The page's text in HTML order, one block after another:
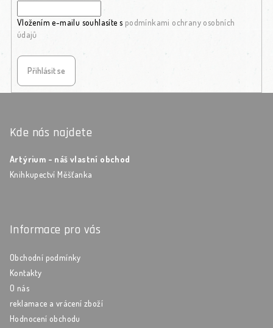
Vložením e-mailu souhlasíte s podmínkami ochrany osobních
údajů
Přihlásit se
Kde nás najdete
Artýrium - náš vlastní obchod
Knihkupectví Měšťanka
Informace pro vás
Obchodní podmínky
Kontakty
O nás
reklamace a vrácení zboží
Hodnocení obchodu